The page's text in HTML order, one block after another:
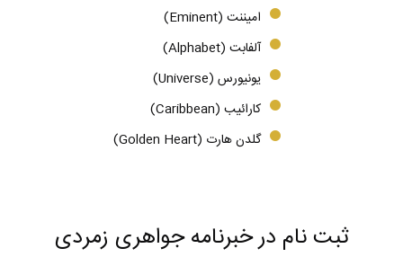
امیننت (Eminent)
آلفابت (Alphabet)
یونیورس (Universe)
کارائیب (Caribbean)
گلدن هارت (Golden Heart)
ثبت نام در خبرنامه جواهری زمردی